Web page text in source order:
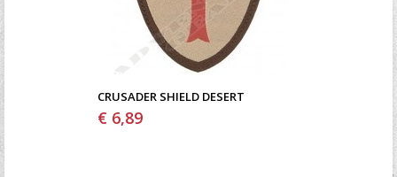
CRUSADER SHIELD DESERT
€ 6,89